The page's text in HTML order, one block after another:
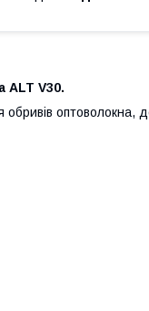
ALT V30.
оптоволокна,